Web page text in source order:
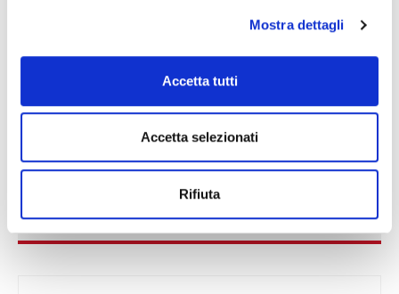
Mostra dettagli
Accetta tutti
Accetta selezionati
Rifiuta
CARBURETOR FLANGES